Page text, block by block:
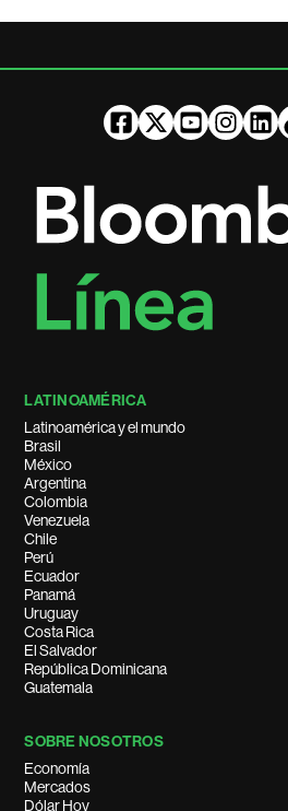
LATINOAMÉRICA
Latinoamérica y el mundo
Brasil
México
Argentina
Colombia
Venezuela
Chile
Perú
Ecuador
Panamá
Uruguay
Costa Rica
El Salvador
República Dominicana
Guatemala
SOBRE NOSOTROS
Economía
Mercados
Dólar Hoy